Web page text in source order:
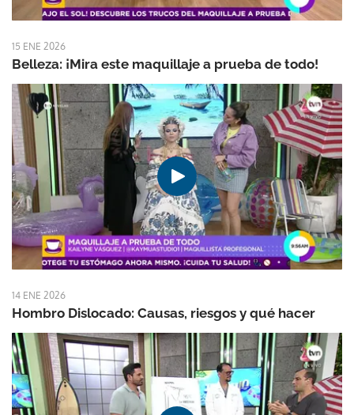
15 ENE 2026
Belleza: ¡Mira este maquillaje a prueba de todo!
14 ENE 2026
Hombro Dislocado: Causas, riesgos y qué hacer